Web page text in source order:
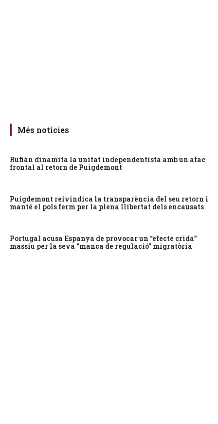
Més notícies
Rufián dinamita la unitat independentista amb un atac
frontal al retorn de Puigdemont
Puigdemont reivindica la transparència del seu retorn i
manté el pols ferm per la plena llibertat dels encausats
Portugal acusa Espanya de provocar un “efecte crida”
massiu per la seva “manca de regulació” migratòria